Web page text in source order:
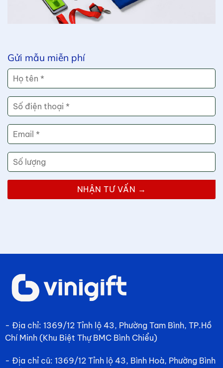
Gửi mẫu miễn phí
- Địa chỉ: 1369/12 Tỉnh lộ 43, Phường Tam Bình, TP.Hồ
Chí Minh (Khu Biệt Thự BMC Bình Chiểu)
- Địa chỉ cũ: 1369/12 Tỉnh lộ 43, Bình Hoà, Phường Bình